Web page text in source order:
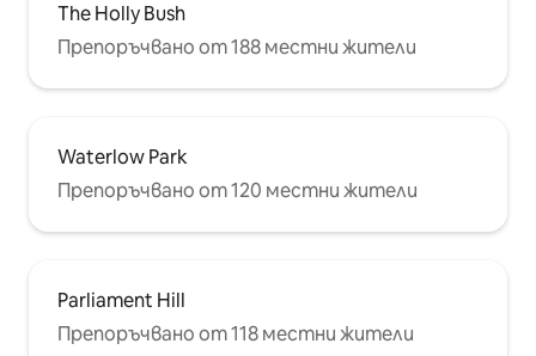
The Holly Bush
Препоръчвано от 188 местни жители
Waterlow Park
Препоръчвано от 120 местни жители
Parliament Hill
Препоръчвано от 118 местни жители